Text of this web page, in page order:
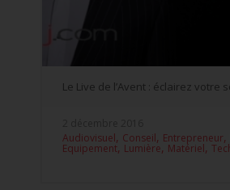
Le Live de l’Avent : éclairez votre
Audiovisuel, Conseil, Entrepreneur,
Equipement, Lumière, Matériel,